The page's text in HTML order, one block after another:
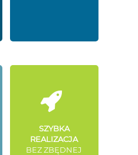
SZYBKA
REALIZACJA
BEZ ZBĘDNEJ